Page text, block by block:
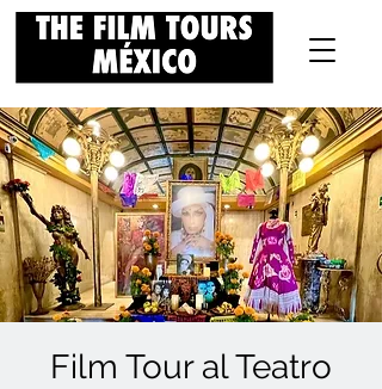
Film Tour al Teatro